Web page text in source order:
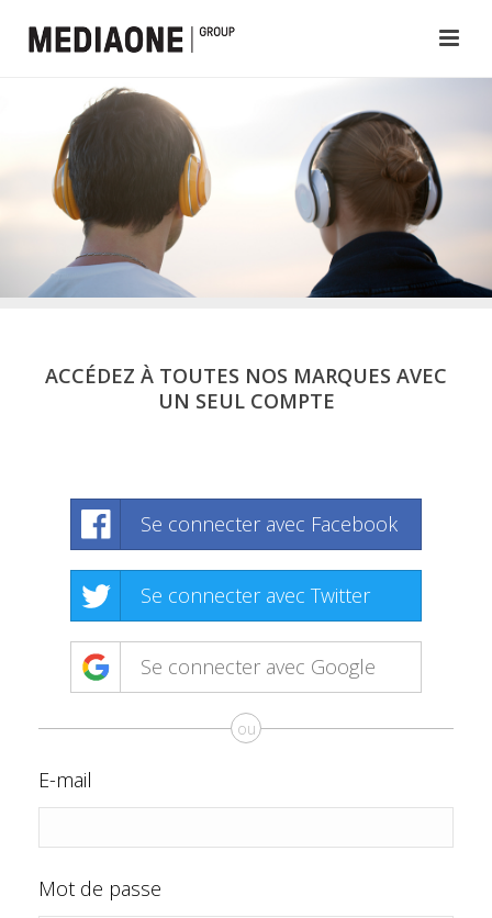
ACCÉDEZ À TOUTES NOS MARQUES AVEC
UN SEUL COMPTE
Se connecter avec Facebook
Se connecter avec Twitter
Se connecter avec Google
ou
E-mail
Mot de passe